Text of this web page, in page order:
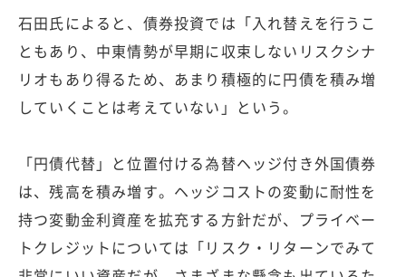
石田氏によると、債券投資では「入れ替えを行うこ
ともあり、中東情勢が早期に収束しないリスクシナ
リオもあり得るため、あまり積極的に円債を積み増
していくことは考えていない」という。
「円債代替」と位置付ける為替ヘッジ付き外国債券
は、残高を積み増す。ヘッジコストの変動に耐性を
持つ変動金利資産を拡充する方針だが、プライベー
トクレジットについては「リスク・リターンでみて